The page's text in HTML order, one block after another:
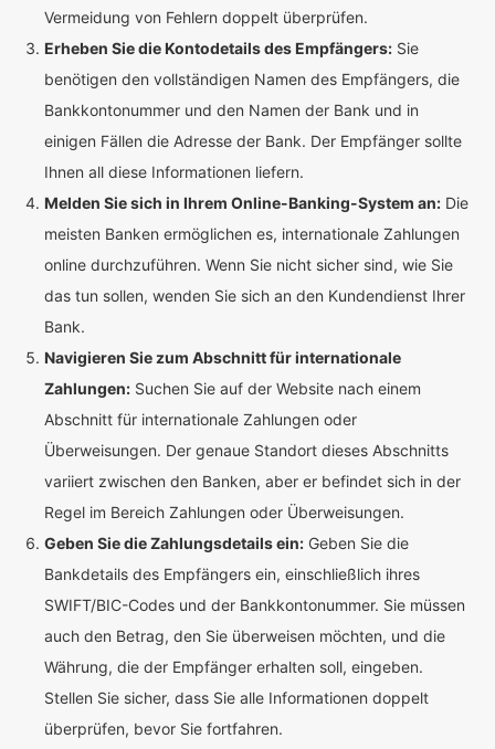
Vermeidung von Fehlern doppelt überprüfen.
Erheben Sie die Kontodetails des Empfängers: Sie
benötigen den vollständigen Namen des Empfängers, die
Bankkontonummer und den Namen der Bank und in
einigen Fällen die Adresse der Bank. Der Empfänger sollte
Ihnen all diese Informationen liefern.
Melden Sie sich in Ihrem Online-Banking-System an: Die
meisten Banken ermöglichen es, internationale Zahlungen
online durchzuführen. Wenn Sie nicht sicher sind, wie Sie
das tun sollen, wenden Sie sich an den Kundendienst Ihrer
Bank.
Navigieren Sie zum Abschnitt für internationale
Zahlungen: Suchen Sie auf der Website nach einem
Abschnitt für internationale Zahlungen oder
Überweisungen. Der genaue Standort dieses Abschnitts
variiert zwischen den Banken, aber er befindet sich in der
Regel im Bereich Zahlungen oder Überweisungen.
Geben Sie die Zahlungsdetails ein: Geben Sie die
Bankdetails des Empfängers ein, einschließlich ihres
SWIFT/BIC-Codes und der Bankkontonummer. Sie müssen
auch den Betrag, den Sie überweisen möchten, und die
Währung, die der Empfänger erhalten soll, eingeben.
Stellen Sie sicher, dass Sie alle Informationen doppelt
überprüfen, bevor Sie fortfahren.